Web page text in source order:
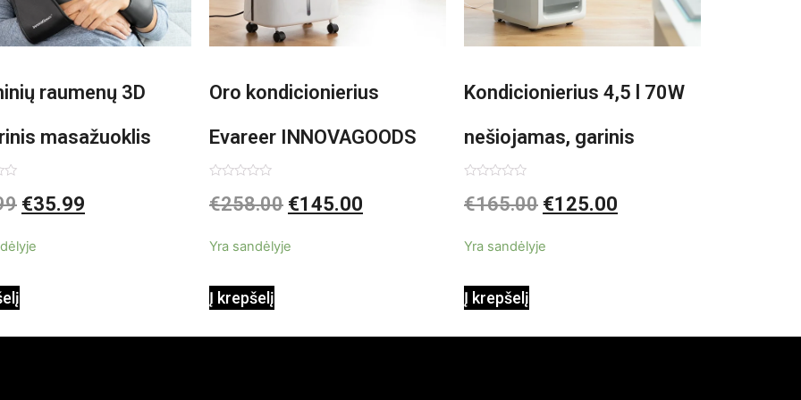
raumenų 3D
masažuoklis
Shiatsu
€35.99
Oro kondicionierius
Evareer INNOVAGOODS
90W mobilus, garinamasis,
0
iš
€258.00 €145.00
Yra sandėlyje
Į krepšelį
Kondicionierius 4,5 l 70W
nešiojamas, garinis
0
iš
€165.00 €125.00
Yra sandėlyje
Į krepšelį